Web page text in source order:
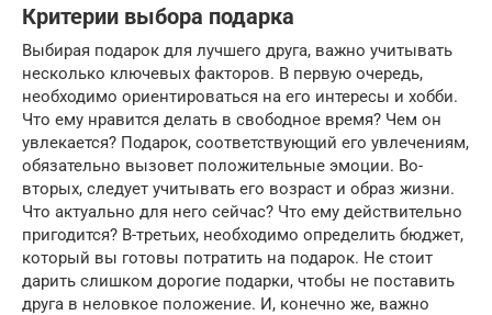
Критерии выбора подарка
Выбирая подарок для лучшего друга, важно учитывать
несколько ключевых факторов. В первую очередь,
необходимо ориентироваться на его интересы и хобби.
Что ему нравится делать в свободное время? Чем он
увлекается? Подарок, соответствующий его увлечениям,
обязательно вызовет положительные эмоции. Во-
вторых, следует учитывать его возраст и образ жизни.
Что актуально для него сейчас? Что ему действительно
пригодится? В-третьих, необходимо определить бюджет,
который вы готовы потратить на подарок. Не стоит
дарить слишком дорогие подарки, чтобы не поставить
друга в неловкое положение. И, конечно же, важно